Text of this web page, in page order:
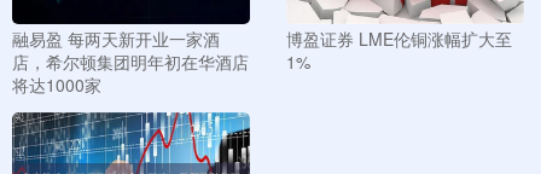
融易盈 每两天新开业一家酒
店，希尔顿集团明年初在华酒店
将达1000家
博盈证券 LME伦铜涨幅扩大至
1%